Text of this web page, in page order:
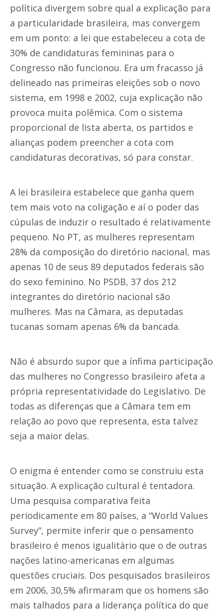
política divergem sobre qual a explicação para
a particularidade brasileira, mas convergem
em um ponto: a lei que estabeleceu a cota de
30% de candidaturas femininas para o
Congresso não funcionou. Era um fracasso já
delineado nas primeiras eleições sob o novo
sistema, em 1998 e 2002, cuja explicação não
provoca muita polêmica. Com o sistema
proporcional de lista aberta, os partidos e
alianças podem preencher a cota com
candidaturas decorativas, só para constar.
A lei brasileira estabelece que ganha quem
tem mais voto na coligação e aí o poder das
cúpulas de induzir o resultado é relativamente
pequeno. No PT, as mulheres representam
28% da composição do diretório nacional, mas
apenas 10 de seus 89 deputados federais são
do sexo feminino. No PSDB, 37 dos 212
integrantes do diretório nacional são
mulheres. Mas na Câmara, as deputadas
tucanas somam apenas 6% da bancada.
Não é absurdo supor que a ínfima participação
das mulheres no Congresso brasileiro afeta a
própria representatividade do Legislativo. De
todas as diferenças que a Câmara tem em
relação ao povo que representa, esta talvez
seja a maior delas.
O enigma é entender como se construiu esta
situação. A explicação cultural é tentadora.
Uma pesquisa comparativa feita
periodicamente em 80 países, a “World Values
Survey”, permite inferir que o pensamento
brasileiro é menos igualitário que o de outras
nações latino-americanas em algumas
questões cruciais. Dos pesquisados brasileiros
em 2006, 30,5% afirmaram que os homens são
mais talhados para a liderança política do que